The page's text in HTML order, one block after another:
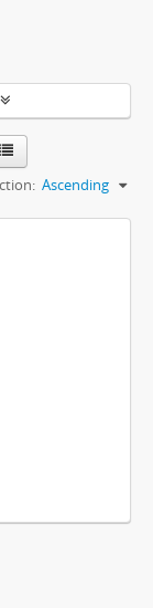
Ascending